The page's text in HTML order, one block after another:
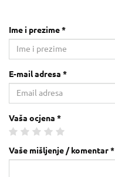
Ime i prezime *
E-mail adresa *
Vaša ocjena *
Vaše mišljenje / komentar *